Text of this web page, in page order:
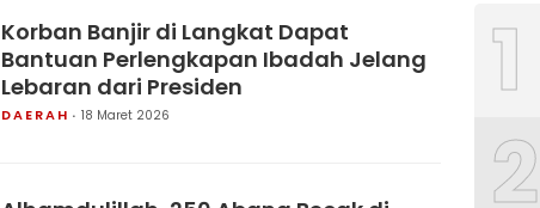
Korban Banjir di Langkat Dapat
Bantuan Perlengkapan Ibadah Jelang
Lebaran dari Presiden
DAERAH 18 Maret 2026 1
2